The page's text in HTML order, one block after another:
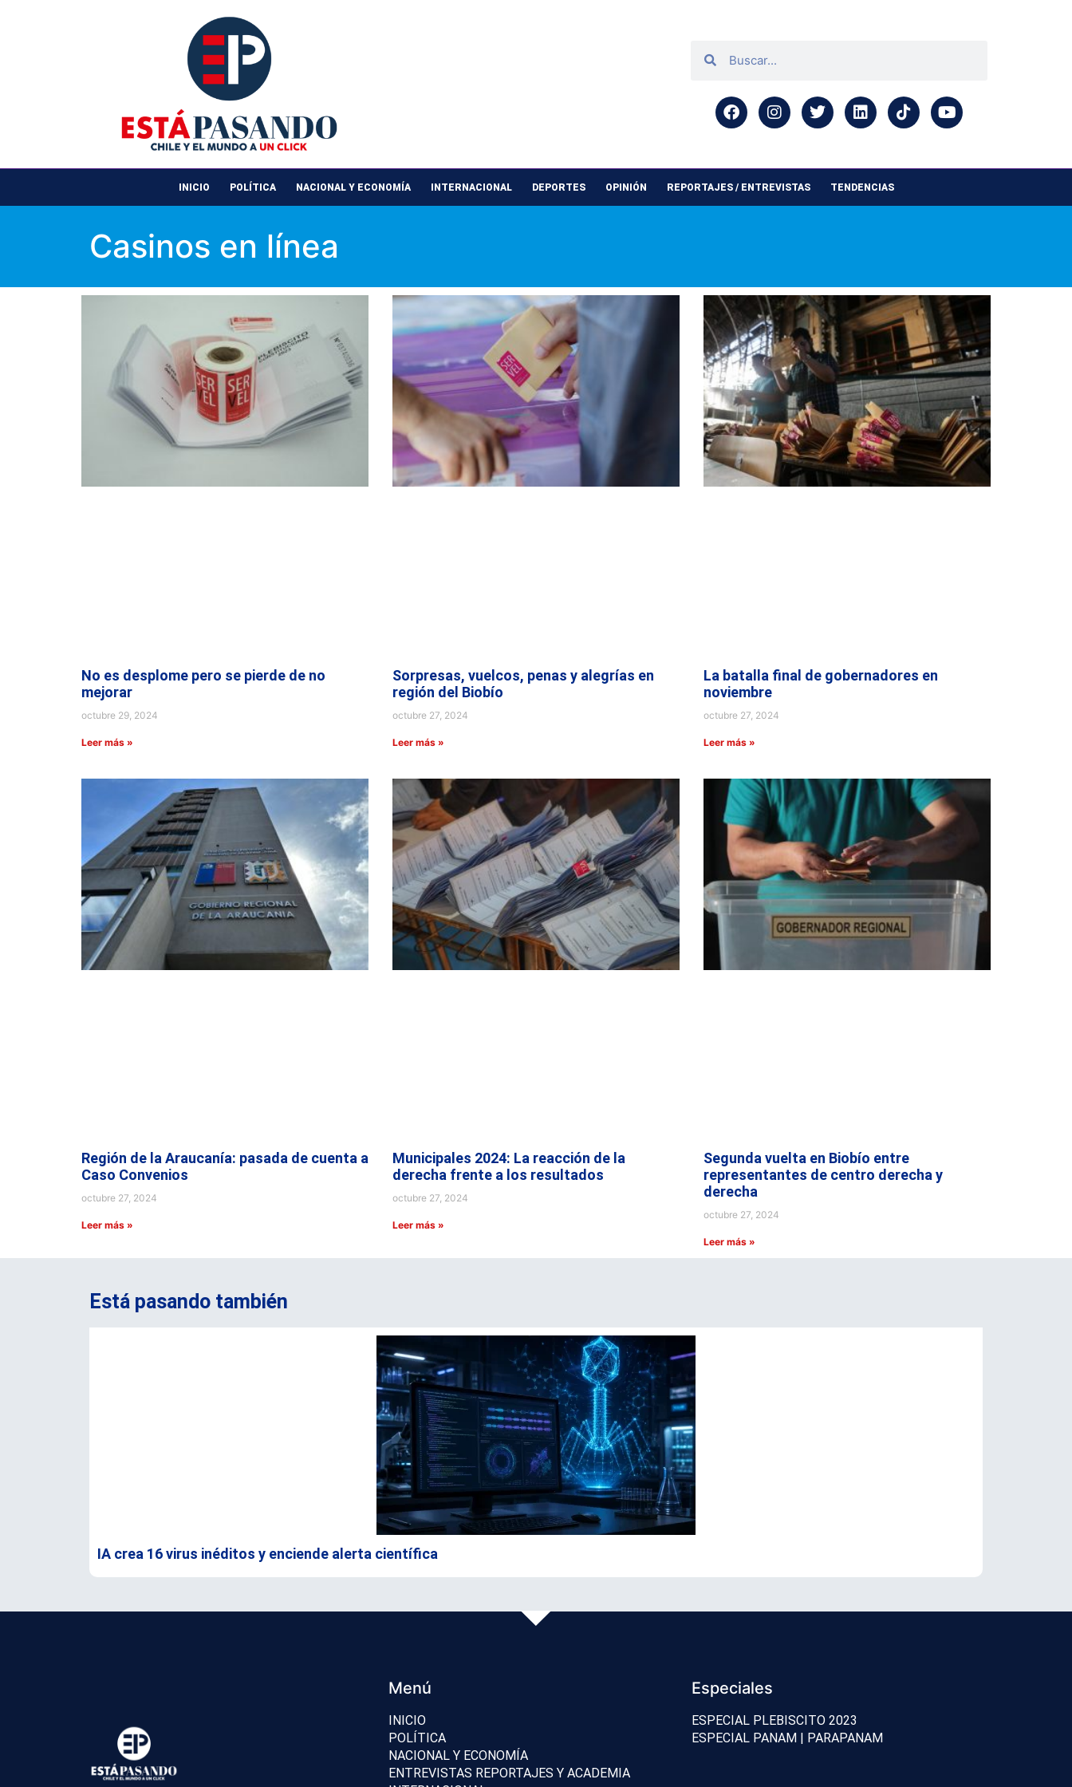
INICIO POLÍTICA NACIONAL Y ECONOMÍA INTERNACIONAL DEPORTES OPINIÓN REPORTAJES / ENTREVISTAS TENDENCIAS
Casinos en línea
No es desplome pero se pierde de no
mejorar
octubre 29, 2024
Leer más »
Sorpresas, vuelcos, penas y alegrías en
región del Biobío
octubre 27, 2024
Leer más »
La batalla final de gobernadores en
noviembre
octubre 27, 2024
Leer más »
Región de la Araucanía: pasada de cuenta a
Caso Convenios
octubre 27, 2024
Leer más »
Municipales 2024: La reacción de la
derecha frente a los resultados
octubre 27, 2024
Leer más »
Segunda vuelta en Biobío entre
representantes de centro derecha y
derecha
octubre 27, 2024
Leer más »
Está pasando también
IA crea 16 virus inéditos y enciende alerta científica
Menú
INICIO
POLÍTICA
NACIONAL Y ECONOMÍA
ENTREVISTAS REPORTAJES Y ACADEMIA
Especiales
ESPECIAL PLEBISCITO 2023
ESPECIAL PANAM | PARAPANAM